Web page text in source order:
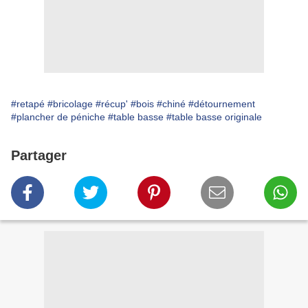
#retapé #bricolage #récup' #bois #chiné #détournement
#plancher de péniche #table basse #table basse originale
Partager